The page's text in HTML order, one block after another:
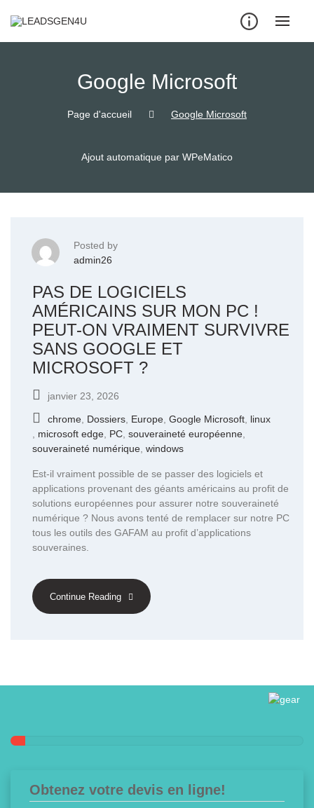
Google Microsoft
Page d'accueil Google Microsoft
Ajout automatique par WPeMatico
Posted by
admin26
PAS DE LOGICIELS
AMÉRICAINS SUR MON PC !
PEUT-ON VRAIMENT SURVIVRE
SANS GOOGLE ET
MICROSOFT ?
janvier 23, 2026
chrome Dossiers Europe Google Microsoft linux
microsoft edge PC souveraineté européenne
souveraineté numérique windows
Est-il vraiment possible de se passer des logiciels et
applications provenant des géants américains au profit de
solutions européennes pour assurer notre souveraineté
numérique ? Nous avons tenté de remplacer sur notre PC
tous les outils des GAFAM au profit d’applications
souveraines.
Continue Reading
Obtenez votre devis en ligne!